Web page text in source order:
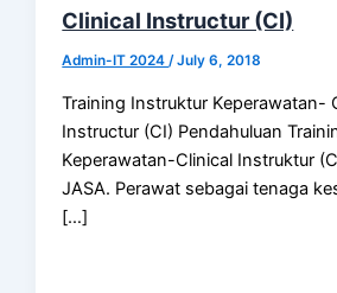
Clinical Instructur (CI)
Admin-IT 2024/July 6, 2018
Training Instruktur Keperawatan-
Instructur (CI) Pendahuluan
Keperawatan-Clinical Instruktur
JASA. Perawat sebagai tenaga
[…]